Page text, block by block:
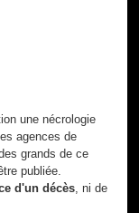
une nécrologie
agences de
grands de ce
publiée.
d'un décès , ni de